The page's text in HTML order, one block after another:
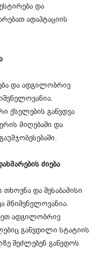
და
ადაპტაციის
და ადგილობრივ
ქსელების გაწვდვა
მიღებაში და
ძიება
და შესაბამისი
მნიშვნელოვანია.
ადგილობრივ
გაწვდილი სტატიის
შეძლებენ გაწვდოს